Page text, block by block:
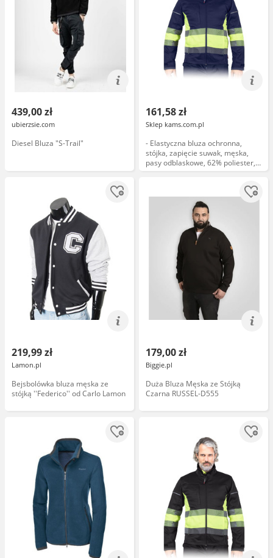
439,00 zł
ubierzsie.com
Diesel Bluza "S-Trail"
161,58 zł
Sklep kams.com.pl
- Elastyczna bluza ochronna,
stójka, zapięcie suwak, męska,
pasy odblaskowe, 62% poliester,
34% bawełna, 4% elastan
219,99 zł
Lamon.pl
Bejsbolówka bluza męska ze
stójką ''Federico'' od Carlo Lamon
179,00 zł
Biggie.pl
Duża Bluza Męska ze Stójką
Czarna RUSSEL-D555